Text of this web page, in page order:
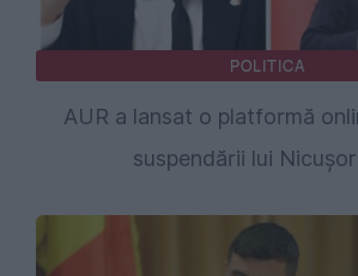
POLITICA
AUR a lansat o platformă
suspendării lui